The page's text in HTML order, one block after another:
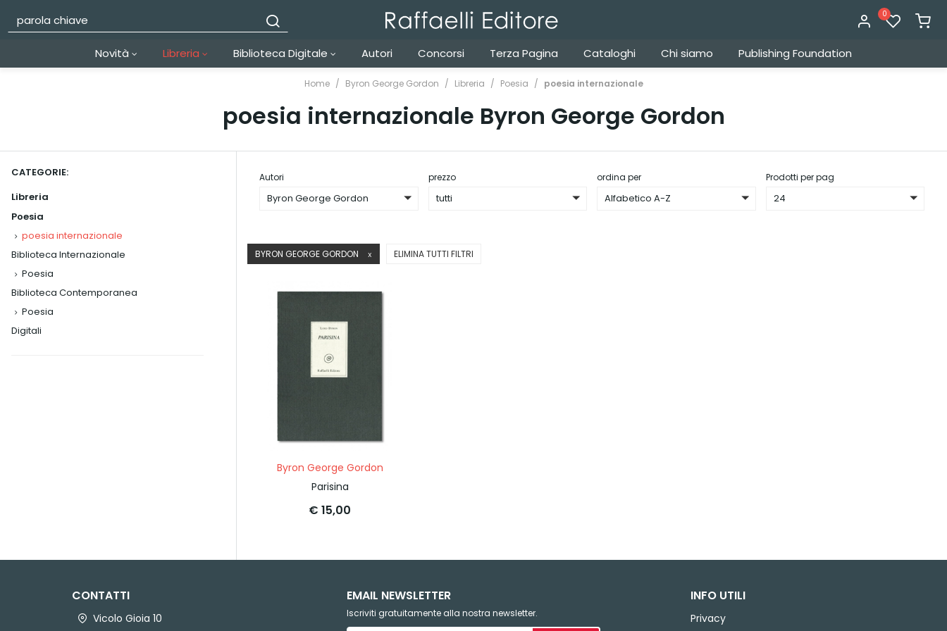
0
Novità Libreria Biblioteca Digitale Autori Concorsi Terza Pagina Cataloghi Chi siamo Publishing Foundation
Home Byron George Gordon Libreria Poesia poesia internazionale
poesia internazionale Byron George Gordon
CATEGORIE:
Libreria
Poesia
poesia internazionale
Biblioteca Internazionale
Poesia
Biblioteca Contemporanea
Poesia
Digitali
Autori
Byron George Gordon
prezzo
tutti
ordina per
Alfabetico A-Z
Prodotti per pag
24
BYRON GEORGE GORDON X ELIMINA TUTTI FILTRI
Byron George Gordon
Parisina
€ 15,00
CONTATTI
Vicolo Gioia 10
EMAIL NEWSLETTER
Iscriviti gratuitamente alla nostra newsletter.
INFO UTILI
Privacy